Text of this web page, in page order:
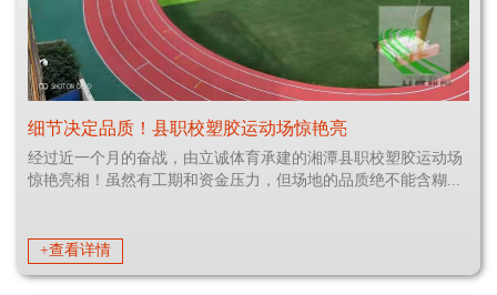
细节决定品质！县职校塑胶运动场惊艳亮
经过近一个月的奋战，由立诚体育承建的湘潭县职校塑胶运动场
惊艳亮相！虽然有工期和资金压力，但场地的品质绝不能含糊...
+查看详情